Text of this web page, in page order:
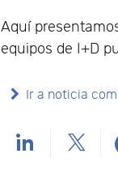
Aquí
equipos de I+D
Ir a noticia